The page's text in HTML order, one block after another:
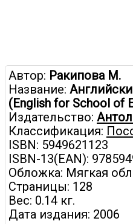
Автор: Ракипова М.
Название:
(English for School of
Издательство:
Классификация:
ISBN: 5949621123
ISBN-13(EAN):
Обложка: Мягкая
Страницы: 128
Вес: 0.14 кг.
Дата издания: 2006